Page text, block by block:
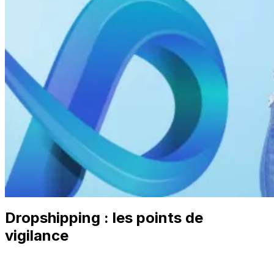
Dropshipping : les points de
vigilance